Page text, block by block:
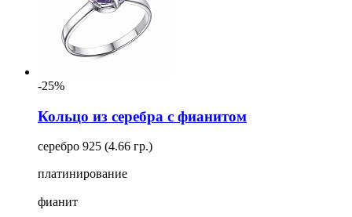
-25%
Кольцо из серебра с фианитом
серебро 925 (4.66 гр.)
платинирование
фианит